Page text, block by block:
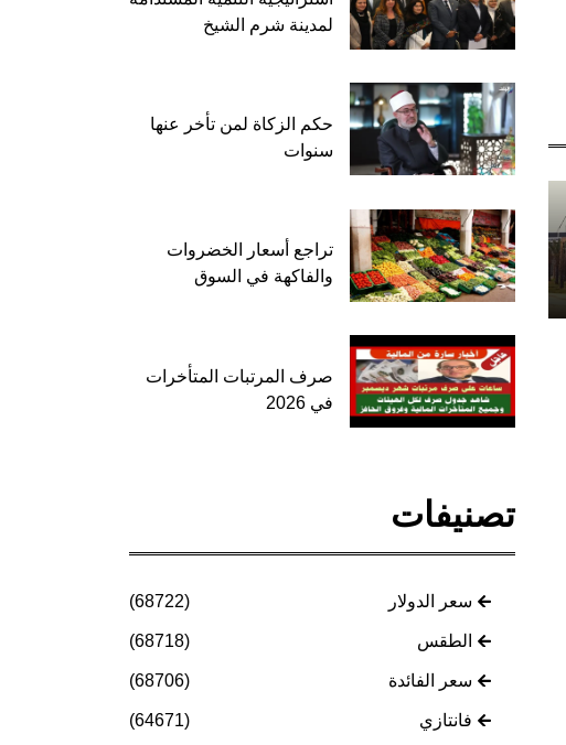
لمدينة شرم الشيخ
حكم الزكاة لمن تأخر عنها
سنوات
تراجع أسعار الخضروات
والفاكهة في السوق
صرف المرتبات المتأخرات
في 2026
تصنيفات
سعر الدولار (68722)
الطقس (68718)
سعر الفائدة (68706)
فانتازي (64671)